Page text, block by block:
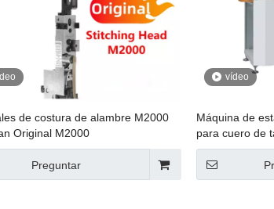
de costura de alambre M2000
Original M2000
Preguntar
vídeo
Máquina de
para cuero de